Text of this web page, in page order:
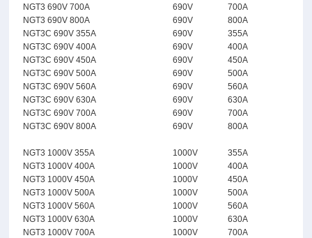
NGT3 690V 700A
690V
700A
NGT3 690V 800A
690V
800A
NGT3C 690V 355A
690V
355A
NGT3C 690V 400A
690V
400A
NGT3C 690V 450A
690V
450A
NGT3C 690V 500A
690V
500A
NGT3C 690V 560A
690V
560A
NGT3C 690V 630A
690V
630A
NGT3C 690V 700A
690V
700A
NGT3C 690V 800A
690V 800A
NGT3 1000V 355A 1000V
355A
NGT3 1000V 400A
1000V
400A
NGT3 1000V 450A
1000V
450A
NGT3 1000V 500A
1000V
500A
NGT3 1000V 560A
1000V
560A
NGT3 1000V 630A
1000V
630A
NGT3 1000V 700A
1000V
700A